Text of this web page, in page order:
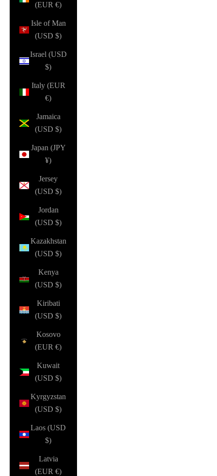
(EUR €)
Isle of Man
(USD $)
Israel (USD
$)
Italy (EUR
€)
Jamaica
(USD $)
Japan (JPY
¥)
Jersey
(USD $)
Jordan
(USD $)
Kazakhstan
(USD $)
Kenya
(USD $)
Kiribati
(USD $)
Kosovo
(EUR €)
Kuwait
(USD $)
Kyrgyzstan
(USD $)
Laos (USD
$)
Latvia
(EUR €)